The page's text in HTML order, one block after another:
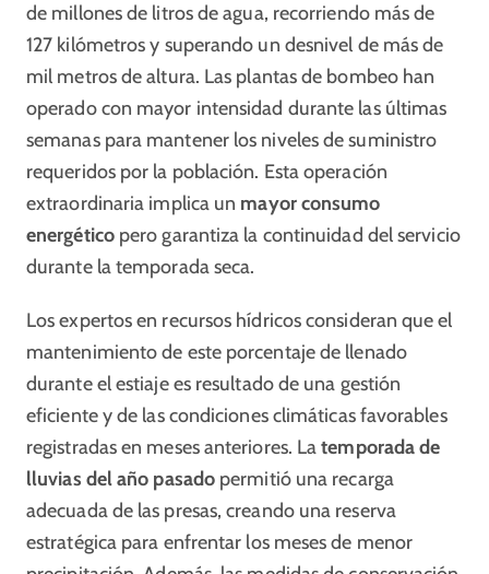
de millones de litros de agua, recorriendo más de
127 kilómetros y superando un desnivel de más de
mil metros de altura. Las plantas de bombeo han
operado con mayor intensidad durante las últimas
semanas para mantener los niveles de suministro
requeridos por la población. Esta operación
extraordinaria implica un mayor consumo
energéticopero garantiza la continuidad del servicio
durante la temporada seca.
Los expertos en recursos hídricos consideran que el
mantenimiento de este porcentaje de llenado
durante el estiaje es resultado de una gestión
eficiente y de las condiciones climáticas favorables
registradas en meses anteriores. Latemporada de
lluvias del año pasadopermitió una recarga
adecuada de las presas, creando una reserva
estratégica para enfrentar los meses de menor